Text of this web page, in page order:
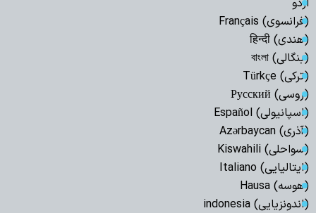
اردو
(فرانسوی) Français
(هندی) हिन्दी
(بنگالی) বাংলা
(ترکی) Türkçe
(روسی) Русский
(اسپانیولی) Español
(آذری) Azərbaycan
(سواحلی) Kiswahili
(ایتالیایی) Italiano
(هوسه) Hausa
(اندونزیایی) indonesia